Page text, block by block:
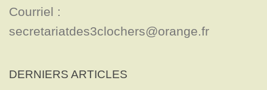
Courriel :
secretariatdes3clochers@orange.fr
DERNIERS ARTICLES